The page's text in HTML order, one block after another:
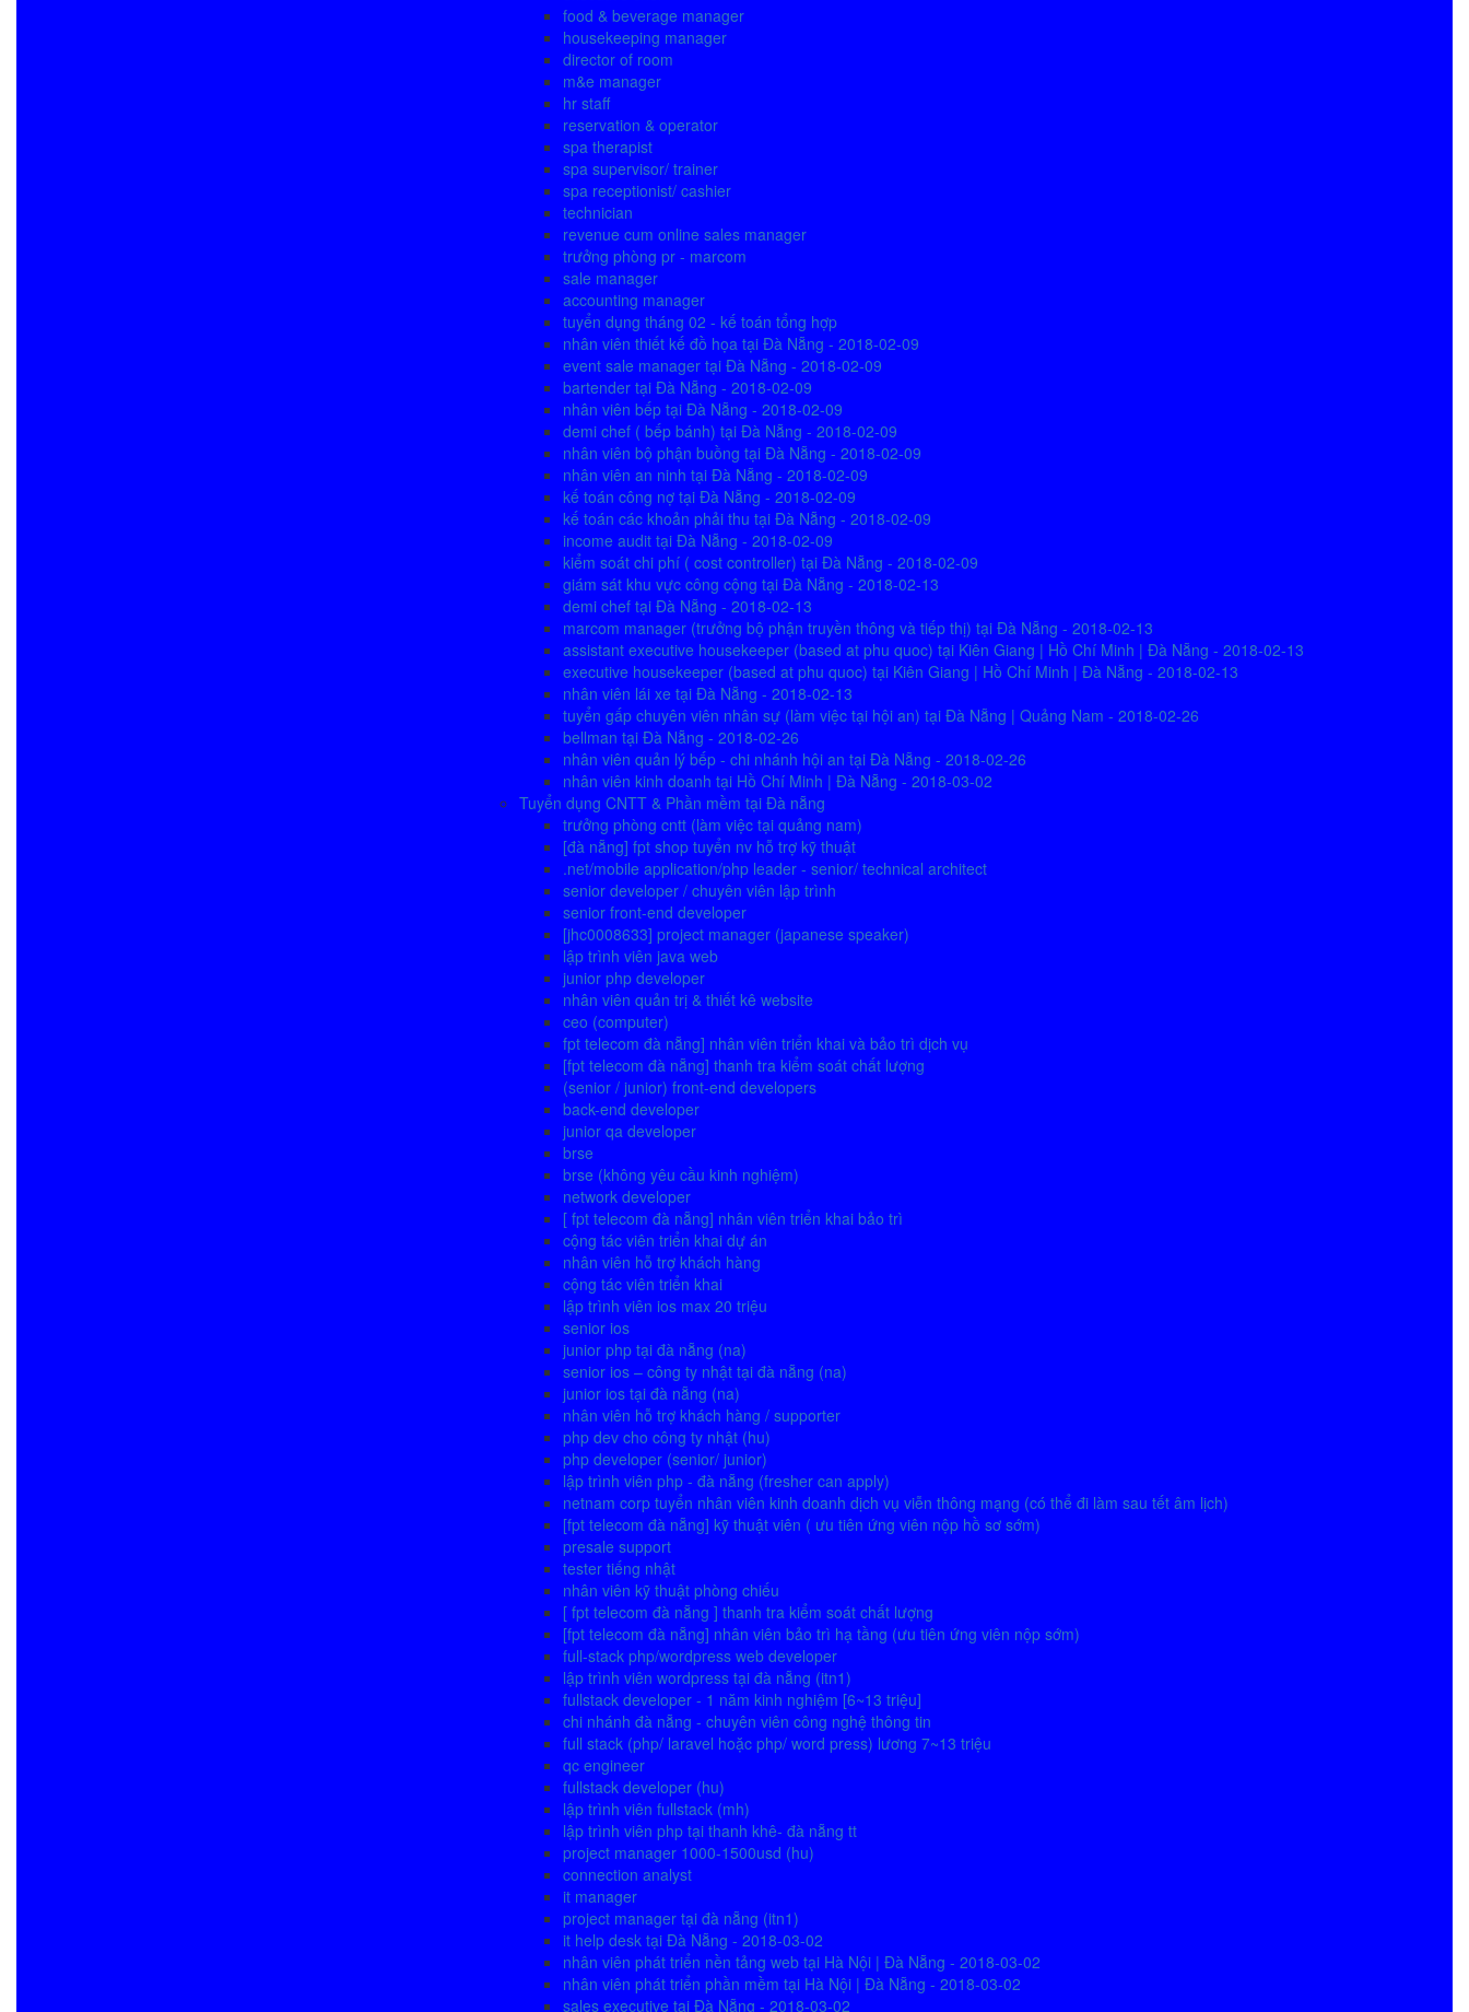
food & beverage manager
housekeeping manager
director of room
m&e manager
hr staff
reservation & operator
spa therapist
spa supervisor/ trainer
spa receptionist/ cashier
technician
revenue cum online sales manager
trưởng phòng pr - marcom
sale manager
accounting manager
tuyển dụng tháng 02 - kế toán tổng hợp
nhân viên thiết kế đồ họa tại Đà Nẵng - 2018-02-09
event sale manager tại Đà Nẵng - 2018-02-09
bartender tại Đà Nẵng - 2018-02-09
nhân viên bếp tại Đà Nẵng - 2018-02-09
demi chef ( bếp bánh) tại Đà Nẵng - 2018-02-09
nhân viên bộ phận buồng tại Đà Nẵng - 2018-02-09
nhân viên an ninh tại Đà Nẵng - 2018-02-09
kế toán công nợ tại Đà Nẵng - 2018-02-09
kế toán các khoản phải thu tại Đà Nẵng - 2018-02-09
income audit tại Đà Nẵng - 2018-02-09
kiểm soát chi phí ( cost controller) tại Đà Nẵng - 2018-02-09
giám sát khu vực công cộng tại Đà Nẵng - 2018-02-13
demi chef tại Đà Nẵng - 2018-02-13
marcom manager (trưởng bộ phận truyền thông và tiếp thị) tại Đà Nẵng - 2018-02-13
assistant executive housekeeper (based at phu quoc) tại Kiên Giang | Hồ Chí Minh | Đà Nẵng - 2018-02-13
executive housekeeper (based at phu quoc) tại Kiên Giang | Hồ Chí Minh | Đà Nẵng - 2018-02-13
nhân viên lái xe tại Đà Nẵng - 2018-02-13
tuyển gấp chuyên viên nhân sự (làm việc tại hội an) tại Đà Nẵng | Quảng Nam - 2018-02-26
bellman tại Đà Nẵng - 2018-02-26
nhân viên quản lý bếp - chi nhánh hội an tại Đà Nẵng - 2018-02-26
nhân viên kinh doanh tại Hồ Chí Minh | Đà Nẵng - 2018-03-02
Tuyển dụng CNTT & Phần mềm tại Đà nẵng
trưởng phòng cntt (làm việc tại quảng nam)
[đà nẵng] fpt shop tuyển nv hỗ trợ kỹ thuật
.net/mobile application/php leader - senior/ technical architect
senior developer / chuyên viên lập trình
senior front-end developer
[jhc0008633] project manager (japanese speaker)
lập trình viên java web
junior php developer
nhân viên quản trị & thiết kê website
ceo (computer)
fpt telecom đà nẵng] nhân viên triển khai và bảo trì dịch vụ
[fpt telecom đà nẵng] thanh tra kiểm soát chất lượng
(senior / junior) front-end developers
back-end developer
junior qa developer
brse
brse (không yêu cầu kinh nghiệm)
network developer
[ fpt telecom đà nẵng] nhân viên triển khai bảo trì
cộng tác viên triển khai dự án
nhân viên hỗ trợ khách hàng
cộng tác viên triển khai
lập trình viên ios max 20 triệu
senior ios
junior php tại đà nẵng (na)
senior ios – công ty nhật tại đà nẵng (na)
junior ios tại đà nẵng (na)
nhân viên hỗ trợ khách hàng / supporter
php dev cho công ty nhật (hu)
php developer (senior/ junior)
lập trình viên php - đà nẵng (fresher can apply)
netnam corp tuyển nhân viên kinh doanh dịch vụ viễn thông mạng (có thể đi làm sau tết âm lịch)
[fpt telecom đà nẵng] kỹ thuật viên ( ưu tiên ứng viên nộp hồ sơ sớm)
presale support
tester tiếng nhật
nhân viên kỹ thuật phòng chiếu
[ fpt telecom đà nẵng ] thanh tra kiểm soát chất lượng
[fpt telecom đà nẵng] nhân viên bảo trì hạ tầng (ưu tiên ứng viên nộp sớm)
full-stack php/wordpress web developer
lập trình viên wordpress tại đà nẵng (itn1)
fullstack developer - 1 năm kinh nghiệm [6~13 triệu]
chi nhánh đà nẵng - chuyên viên công nghệ thông tin
full stack (php/ laravel hoặc php/ word press) lương 7~13 triệu
qc engineer
fullstack developer (hu)
lập trình viên fullstack (mh)
lập trình viên php tại thanh khê- đà nẵng tt
project manager 1000-1500usd (hu)
connection analyst
it manager
project manager tại đà nẵng (itn1)
it help desk tại Đà Nẵng - 2018-03-02
nhân viên phát triển nền tảng web tại Hà Nội | Đà Nẵng - 2018-03-02
nhân viên phát triển phần mềm tại Hà Nội | Đà Nẵng - 2018-03-02
sales executive tại Đà Nẵng - 2018-03-02